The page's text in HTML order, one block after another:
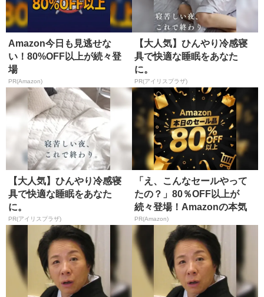
Amazon今日も見逃せな
い！80%OFF以上が続々登
場
PR(Amazon)
【大人気】ひんやり冷感寝
具で快適な睡眠をあなた
に。
PR(アイリスプラザ)
【大人気】ひんやり冷感寝
具で快適な睡眠をあなた
に。
PR(アイリスプラザ)
「え、こんなセールやって
たの？」80％OFF以上が
続々登場！Amazonの本気
が...
PR(Amazon)